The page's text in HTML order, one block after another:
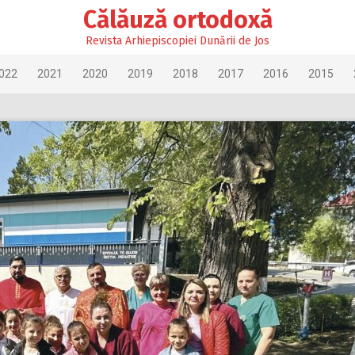
Călăuză ortodoxă
Revista Arhiepiscopiei Dunării de Jos
2021 2020 2019 2018 2017 2016 2015